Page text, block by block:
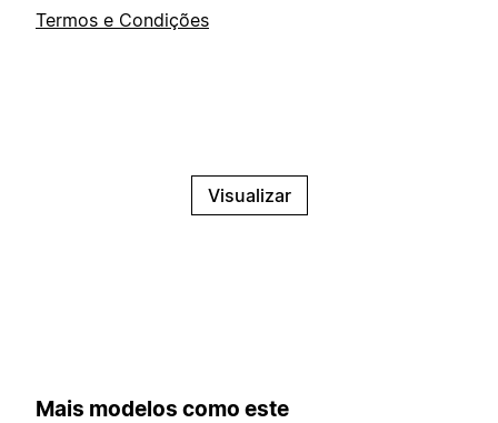
Termos e Condições
Visualizar
Mais modelos como este